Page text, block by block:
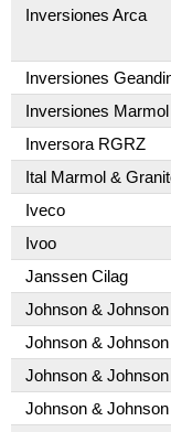
Inversiones Arca
Inversiones
Inversiones
Inversora RGRZ
Ital Marmol &
Iveco
Ivoo
Janssen Cilag
Johnson & Johnson
Johnson & Johnson
Johnson & Johnson
Johnson & Johnson